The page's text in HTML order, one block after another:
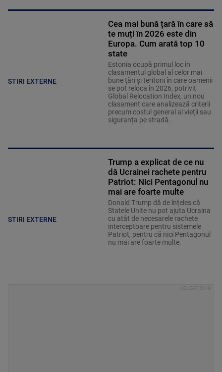
STIRI EXTERNE
Cea mai bună țară în care să
te muți în 2026 este din
Europa. Cum arată top 10
state
Estonia ocupă primul loc în
clasamentul global al celor mai
bune țări și teritorii în care oamenii
se pot reloca în 2026, potrivit
Global Relocation Index, un nou
clasament care analizează criterii
precum costul general al vieții sau
siguranța pe stradă.
STIRI EXTERNE
Trump a explicat de ce nu
dă Ucrainei rachete pentru
Patriot: Nici Pentagonul nu
mai are foarte multe
Donald Trump dă de înțeles că
Statele Unite nu pot ajuta Ucraina
cu atât de necesarele rachete
interceptoare pentru sistemele
Patriot, pentru că nici Pentagonul
nu mai are foarte multe.